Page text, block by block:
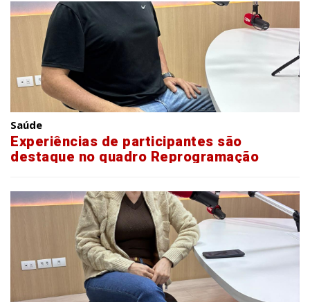
Saúde
Experiências de participantes são
destaque no quadro Reprogramação